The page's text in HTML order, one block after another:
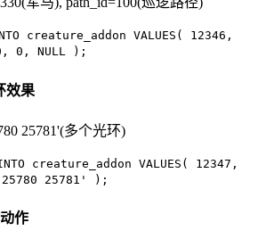
creature_addon VALUES ( 12346 ,
, 0 , NULL );
效果
25781'(多个光环)
creature_addon VALUES ( 12347 ,
25781' );
作